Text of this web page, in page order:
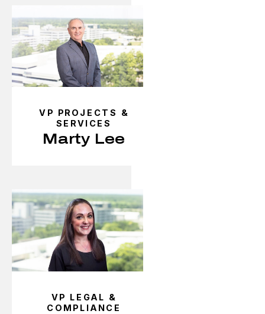
VP PROJECTS &
SERVICES
Marty Lee
VP LEGAL &
COMPLIANCE